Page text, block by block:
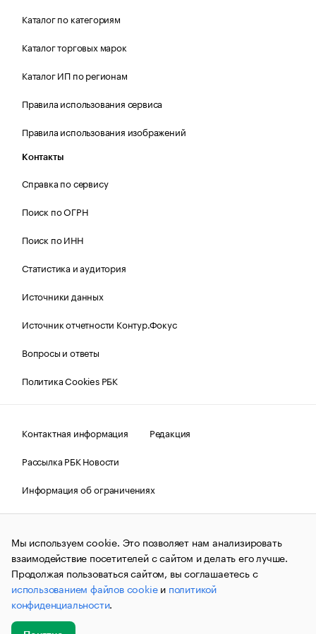
Каталог по категориям
Каталог торговых марок
Каталог ИП по регионам
Правила использования сервиса
Правила использования изображений
Контакты
Справка по сервису
Поиск по ОГРН
Поиск по ИНН
Статистика и аудитория
Источники данных
Источник отчетности Контур.Фокус
Вопросы и ответы
Политика Cookies РБК
Контактная информация
Редакция
Рассылка РБК Новости
Информация об ограничениях
Правовая информация
О соблюдении авторских прав
© АО «РОСБИЗНЕСКОНСАЛТИНГ»,1995–2026.Сообщения
и материалы информационного агентства «РБК»
(зарегистрировано Федеральной службой по надзору в сфере
связи, информационных технологий и массовых
коммуникаций (Роскомнадзор) 09.12.2015 за номером ИА
№ФС77-63848) сопровождаются пометкой «РБК». Отдельные
публикации могут содержать информацию,
не предназначенную для пользователей
Мы используем cookie. Это позволяет нам анализировать
взаимодействие посетителей с сайтом и делать его лучше.
Продолжая пользоваться сайтом, вы соглашаетесь с
использованием файлов cookieи политикой
конфиденциальности.